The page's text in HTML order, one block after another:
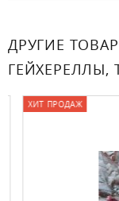
ДРУГИЕ
ГЕЙХЕРЕЛЛЫ,
ХИТ ПРОДАЖ